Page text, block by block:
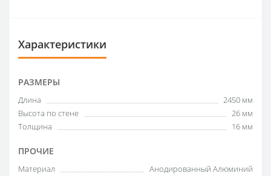
Характеристики
РАЗМЕРЫ
Длина
2450 мм
Высота по стене
26 мм
Толщина
16 мм
ПРОЧИЕ
Материал Анодированный Алюминий